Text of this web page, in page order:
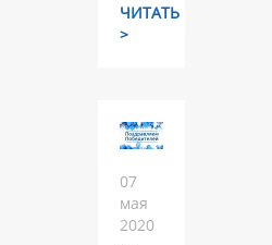
ЧИТАТЬ
>
07
мая
2020